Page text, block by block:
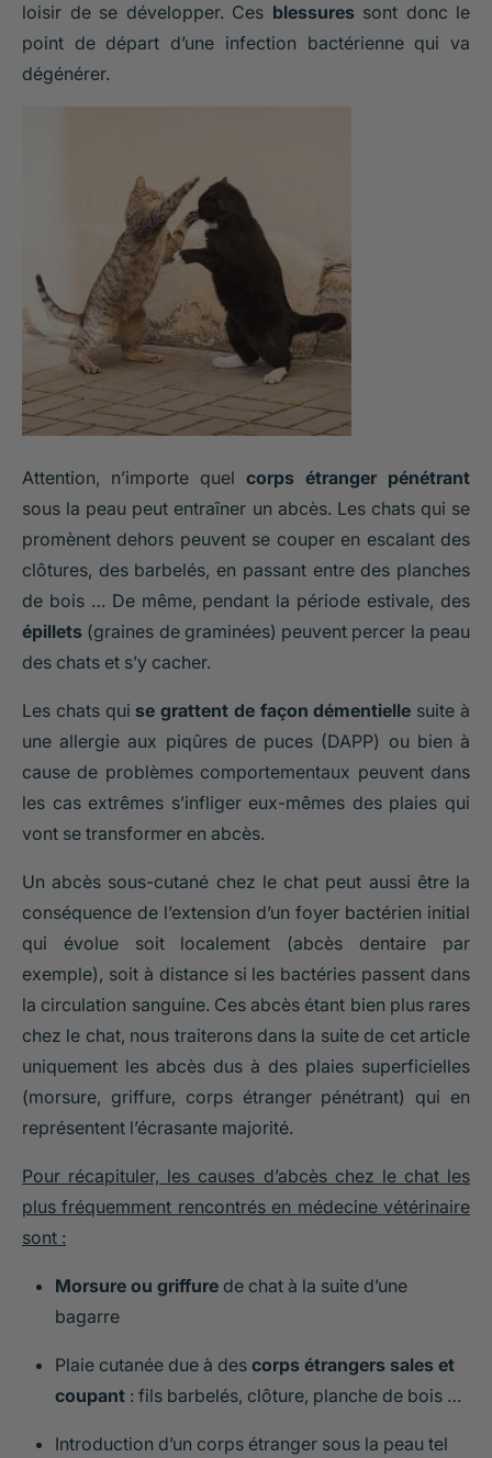
loisir de se développer. Ces blessuressont donc le
point de départ d’une infection bactérienne qui va
dégénérer.
Attention, n’importe quel corps étranger pénétrant
sous la peau peut entraîner un abcès. Les chats qui se
promènent dehors peuvent se couper en escalant des
clôtures, des barbelés, en passant entre des planches
de bois … De même, pendant la période estivale, des
épillets (graines de graminées) peuvent percer la peau
des chats et s’y cacher.
Les chats qui se grattent de façon démentielle suite à
une allergie aux piqûres de puces (DAPP) ou bien à
cause de problèmes comportementaux peuvent dans
les cas extrêmes s’infliger eux-mêmes des plaies qui
vont se transformer en abcès.
Un abcès sous-cutané chez le chat peut aussi être la
conséquence de l’extension d’un foyer bactérien initial
qui évolue soit localement (abcès dentaire par
exemple), soit à distance si les bactéries passent dans
la circulation sanguine. Ces abcès étant bien plus rares
chez le chat, nous traiterons dans la suite de cet article
uniquement les abcès dus à des plaies superficielles
(morsure, griffure, corps étranger pénétrant) qui en
représentent l’écrasante majorité.
Pour récapituler, les causes d’abcès chez le chat les
plus fréquemment rencontrés en médecine vétérinaire
sont :
Morsure ou griffure de chat à la suite d’une
bagarre
Plaie cutanée due à des corps étrangers sales et
coupant : fils barbelés, clôture, planche de bois …
Introduction d’un corps étranger sous la peau tel